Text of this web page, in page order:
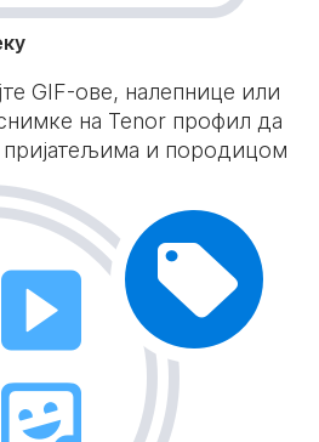
GIF-ове, налепнице или
на Tenor профил да
и породицом